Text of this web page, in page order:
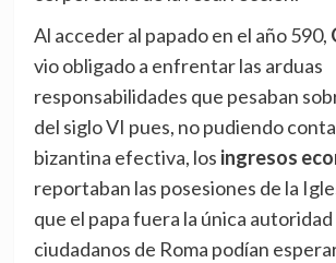
Al acceder al papado en el año 590,
vio obligado a enfrentar las arduas
responsabilidades que pesaban
del siglo VI pues, no pudiendo
bizantina efectiva, los ingresos
reportaban las posesiones de la
que el papa fuera la única autoridad
ciudadanos de Roma podían